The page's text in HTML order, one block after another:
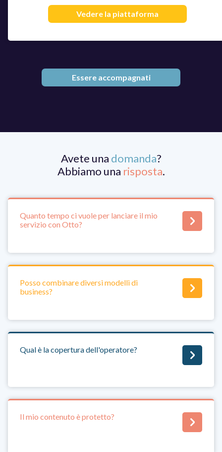
Vedere la piattaforma
Essere accompagnati
Avete una domanda?
Abbiamo una risposta.
Quanto tempo ci vuole per lanciare il mio
servizio con Otto?
Posso combinare diversi modelli di
business?
Qual è la copertura dell'operatore?
Il mio contenuto è protetto?